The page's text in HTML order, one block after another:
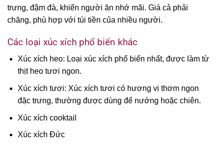
trưng, đậm đà, khiến người ăn nhớ mãi. Giá cả phải
chăng, phù hợp với túi tiền của nhiều người.
Các loại xúc xích phổ biến khác
Xúc xích heo: Loại xúc xích phổ biến nhất, được làm từ
thịt heo tươi ngon.
Xúc xích tươi: Xúc xích tươi có hương vị thơm ngon
đặc trưng, thường được dùng để nướng hoặc chiên.
Xúc xích cooktail
Xúc xích Đức